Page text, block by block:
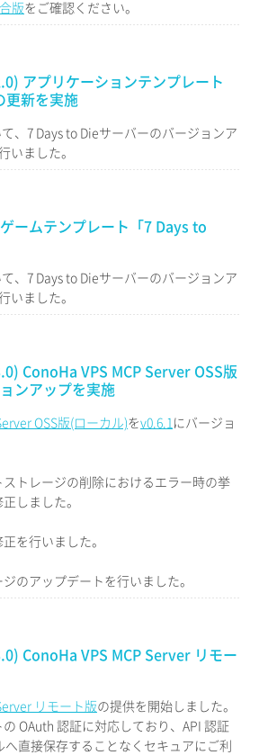
版をご確認ください。
アプリケーションテンプレート
更新を実施
、7 Days to Dieサーバーのバージョンア
いました。
ームテンプレート「7 Days to
、7 Days to Dieサーバーのバージョンア
いました。
ConoHa VPS MCP Server OSS版
ンアップを実施
OSS版(ローカル)をv0.6.1 にバージョ
トレージの削除におけるエラー時の挙
しました。
を行いました。
のアップデートを行いました。
ConoHa VPS MCP Server リモー
リモート版の提供を開始しました。
OAuth 認証に対応しており、API 認証
直接保存することなくセキュアにご利